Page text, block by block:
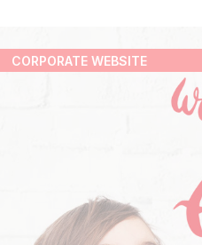
CORPORATE WEBSITE